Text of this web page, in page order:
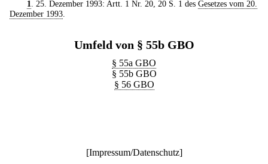
1
. 25. Dezember 1993: Artt. 1 Nr. 20, 20 S. 1 des Gesetzes vom 20.
Dezember 1993
Umfeld von § 55b GBO
§ 55a GBO
§ 55b GBO
§ 56 GBO
[Impressum/Datenschutz]